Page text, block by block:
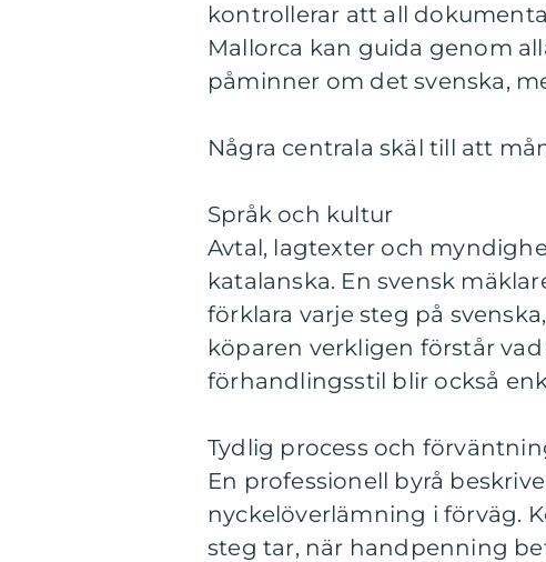
kontrollerar att all
Mallorca kan guida genom
påminner om det svenska,
Några centrala skäl till att
Språk och kultur
Avtal, lagtexter och
katalanska. En svensk
förklara varje steg på
köparen verkligen förstår
förhandlingsstil blir också
Tydlig process och
En professionell byrå
nyckelöverlämning i förväg.
steg tar, när handpenning